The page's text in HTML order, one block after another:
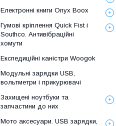
Електронні книги Onyx Boox
Гумові кріплення Quick Fist і
Southco. Антивібраційні
хомути
Експедиційні каністри Woogok
Модульні зарядки USB,
вольтметри і прикурювачі
Захищені ноутбуки та
запчастини до них
Мото аксесуари. USB зарядки,